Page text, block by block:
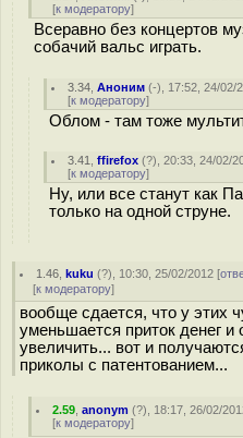
[к модератору]
Всеравно без концертов
собачий вальс играть.
3.34 ,Аноним (-), 17:52, 24/02/
[к модератору]
Облом - там тоже
3.41 ,ffirefox (?), 20:33, 24/02/
[к модератору]
Ну, или все станут как
только на одной струне.
1.46 ,kuku (?), 10:30, 25/02/2012 [
[к модератору]
вообще сдается, что у этих
уменьшается приток денег и
увеличить... вот и
приколы с патентованием...
2.59 ,anonym (?), 18:17, 26/02/
[к модератору]